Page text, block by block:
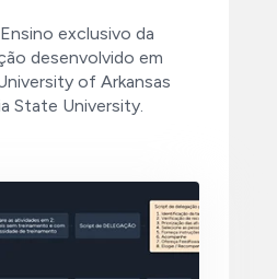
exclusivo da
desenvolvido em
of Arkansas
State University.